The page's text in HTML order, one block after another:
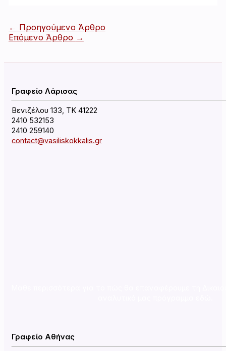
Πλοήγηση
άρθρων
← Προηγούμενο Άρθρο
Επόμενο Άρθρο →
Γραφείο Λάρισας
Βενιζέλου 133, ΤΚ 41222
2410 532153
2410 259140
contact@vasiliskokkalis.gr
Γραφείο Αθήνας